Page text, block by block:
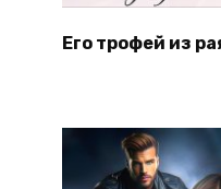
Его трофей из